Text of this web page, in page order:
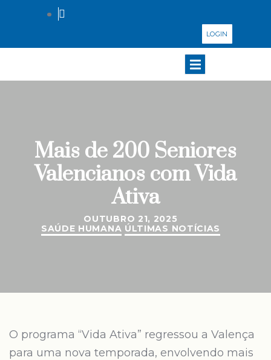
LOGIN
Mais de 200 Seniores
Valencianos com Vida
Ativa
OUTUBRO 21, 2025
SAÚDE HUMANA ÚLTIMAS NOTÍCIAS
O programa “Vida Ativa” regressou a Valença
para uma nova temporada, envolvendo mais